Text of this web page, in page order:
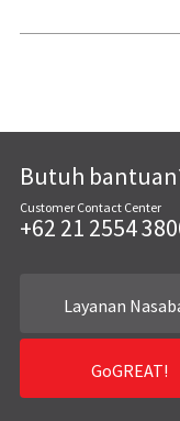
Butuh
Customer Contact Center
+62 21 2554
Layanan
GoGREAT!